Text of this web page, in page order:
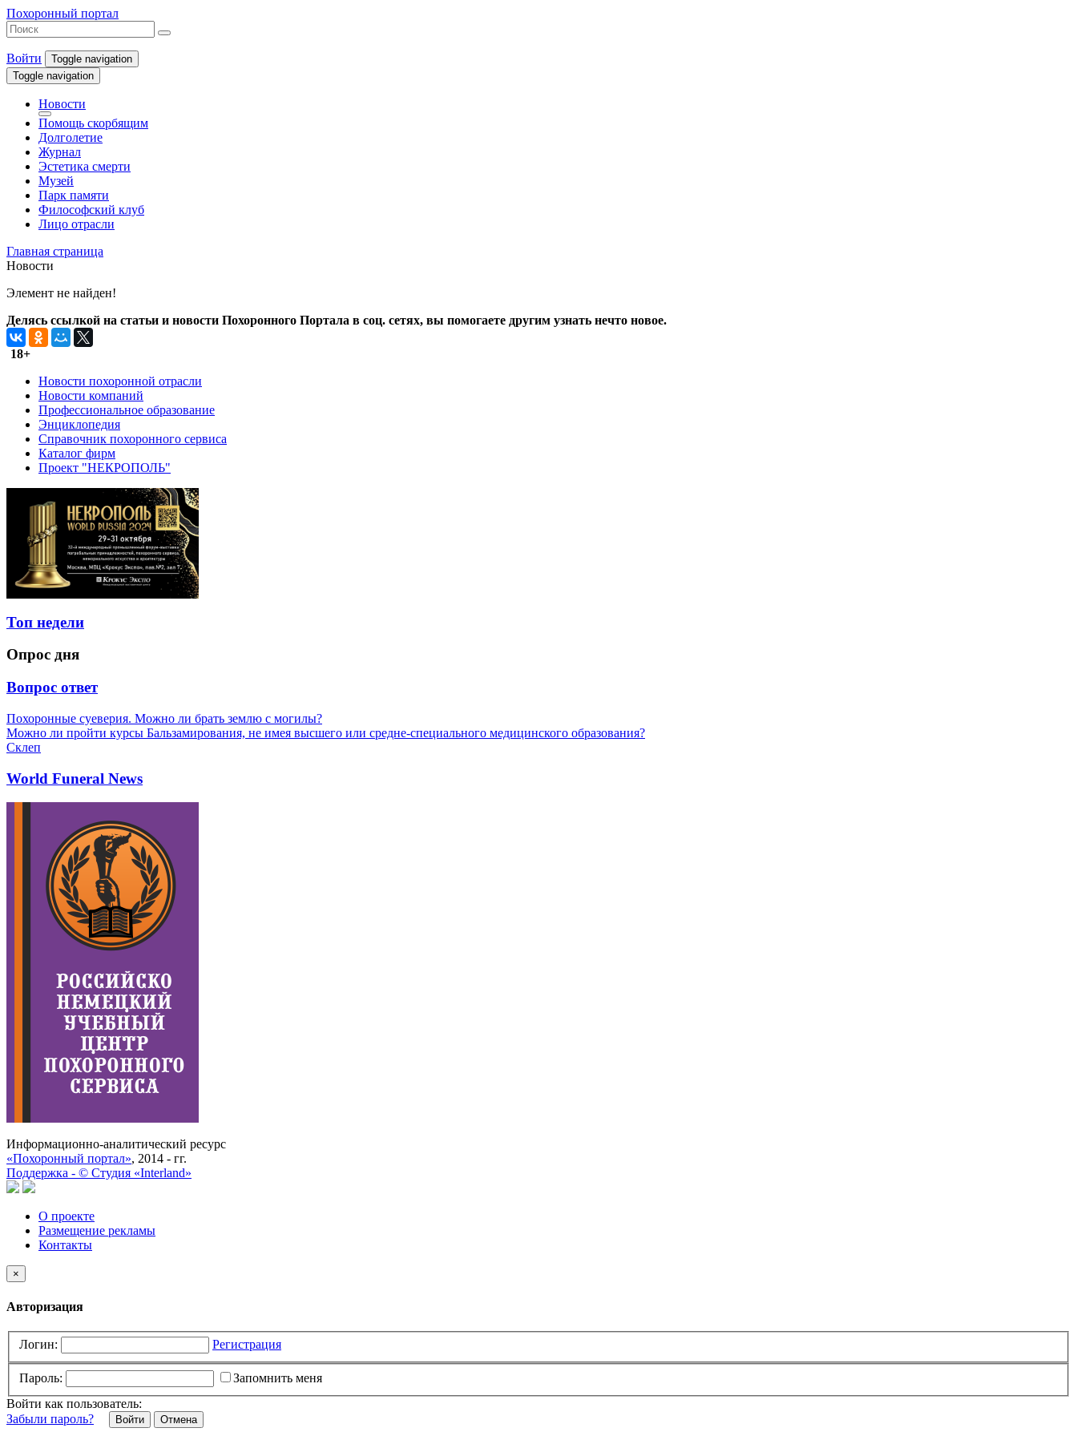
Похоронный портал
Войти
Toggle navigation
Toggle navigation
Новости
Помощь скорбящим
Долголетие
Журнал
Эстетика смерти
Музей
Парк памяти
Философский клуб
Лицо отрасли
Главная страница
Новости
Элемент не найден!
Делясь ссылкой на статьи и новости Похоронного Портала в соц. сетях, вы помогаете другим узнать нечто новое.
18+
Новости похоронной отрасли
Новости компаний
Профессиональное образование
Энциклопедия
Справочник похоронного сервиса
Каталог фирм
Проект "НЕКРОПОЛЬ"
Топ недели
Опрос дня
Вопрос ответ
Похоронные суеверия. Можно ли брать землю с могилы?
Можно ли пройти курсы Бальзамирования, не имея высшего или средне-специального медицинского образования?
Склеп
World Funeral News
Информационно-аналитический ресурс
«Похоронный портал», 2014 - гг.
Поддержка - © Cтудия «Interland»
О проекте
Размещение рекламы
Контакты
×
Авторизация
Логин: Регистрация
Пароль:
Запомнить меня
Войти как пользователь:
Забыли пароль?
Отмена